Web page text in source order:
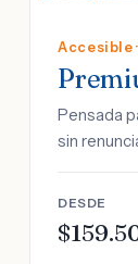
Accesible
Pensada
sin
DESDE